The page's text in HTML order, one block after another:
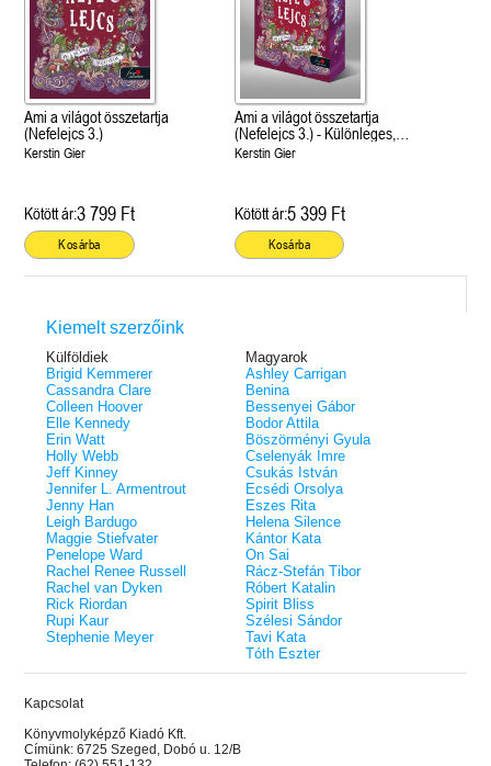
Ami a világot összetartja
(Nefelejcs 3.)
Kerstin Gier
Kötött ár:3 799 Ft
Kosárba
Ami a világot összetartja
(Nefelejcs 3.) - Különleges,
éldekorált kiadás!
Kerstin Gier
Kötött ár:5 399 Ft
Kosárba
Kiemelt szerzőink
Külföldiek
Brigid Kemmerer
Cassandra Clare
Colleen Hoover
Elle Kennedy
Erin Watt
Holly Webb
Jeff Kinney
Jennifer L. Armentrout
Jenny Han
Leigh Bardugo
Maggie Stiefvater
Penelope Ward
Rachel Renee Russell
Rachel van Dyken
Rick Riordan
Rupi Kaur
Stephenie Meyer
Magyarok
Ashley Carrigan
Benina
Bessenyei Gábor
Bodor Attila
Böszörményi Gyula
Cselenyák Imre
Csukás István
Ecsédi Orsolya
Eszes Rita
Helena Silence
Kántor Kata
On Sai
Rácz-Stefán Tibor
Róbert Katalin
Spirit Bliss
Szélesi Sándor
Tavi Kata
Tóth Eszter
Kapcsolat
Könyvmolyképző Kiadó Kft.
Címünk: 6725 Szeged, Dobó u. 12/B